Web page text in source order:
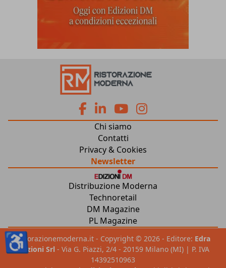
fa
fa-
facebook
fa
fa-
linkedin
fab
fa-
youtube
fab
Chi siamo
Contatti
Privacy & Cookies
Newsletter
Distribuzione Moderna
Technoretail
DM Magazine
PL Magazine
ristorazionemoderna.it - Copyright © 2026 - Editore: Edra
Edizioni Srl - Via G. Piazzi, 2/4 - 20159 Milano (MI) | P. IVA
14392510963